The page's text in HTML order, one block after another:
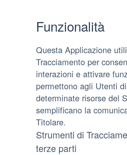
Funzionalità
Questa Applicazione
Tracciamento per
interazioni e attivare
permettono agli Utenti
determinate risorse del
semplificano la
Titolare.
Strumenti di
terze parti